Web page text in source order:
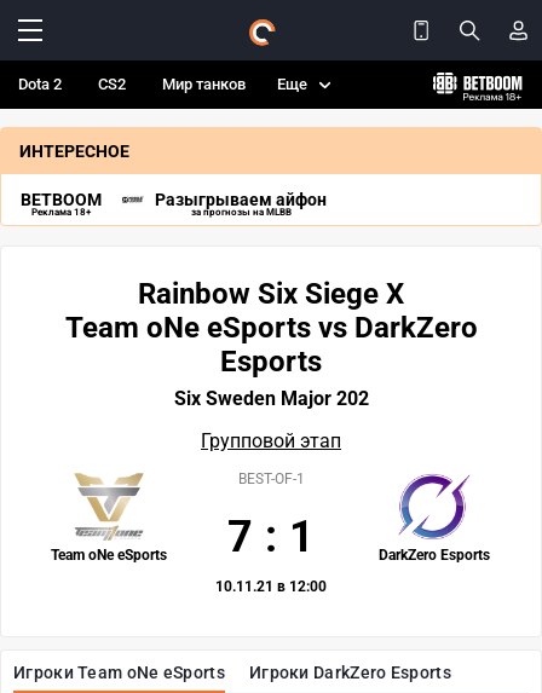
Dota 2 CS2 Мир танков Еще
ИНТЕРЕСНОЕ
BETBOOM
Реклама 18+
Разыгрываем айфон
за прогнозы на MLBB
Игроки Team oNe eSports Игроки DarkZero Esports
Rainbow Six Siege X
Team oNe eSports vs DarkZero
Esports
Six Sweden Major 202
Групповой этап
Team oNe eSports DarkZero Esports
BEST-OF-1
7 : 1
10.11.21 в 12:00